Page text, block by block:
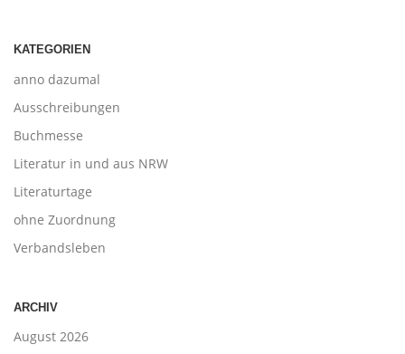
KATEGORIEN
anno dazumal
Ausschreibungen
Buchmesse
Literatur in und aus NRW
Literaturtage
ohne Zuordnung
Verbandsleben
ARCHIV
August 2026